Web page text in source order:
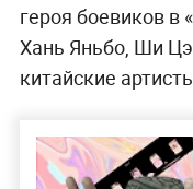
героя боевиков в
Хань Яньбо, Ши
китайские